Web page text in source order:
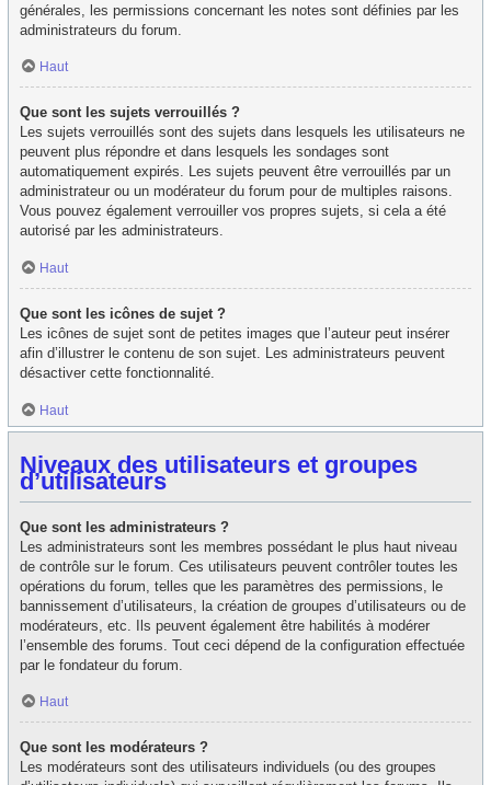
générales, les permissions concernant les notes sont définies par les
administrateurs du forum.
Haut
Que sont les sujets verrouillés ?
Les sujets verrouillés sont des sujets dans lesquels les utilisateurs ne
peuvent plus répondre et dans lesquels les sondages sont
automatiquement expirés. Les sujets peuvent être verrouillés par un
administrateur ou un modérateur du forum pour de multiples raisons.
Vous pouvez également verrouiller vos propres sujets, si cela a été
autorisé par les administrateurs.
Haut
Que sont les icônes de sujet ?
Les icônes de sujet sont de petites images que l’auteur peut insérer
afin d’illustrer le contenu de son sujet. Les administrateurs peuvent
désactiver cette fonctionnalité.
Haut
Niveaux des utilisateurs et groupes
d’utilisateurs
Que sont les administrateurs ?
Les administrateurs sont les membres possédant le plus haut niveau
de contrôle sur le forum. Ces utilisateurs peuvent contrôler toutes les
opérations du forum, telles que les paramètres des permissions, le
bannissement d’utilisateurs, la création de groupes d’utilisateurs ou de
modérateurs, etc. Ils peuvent également être habilités à modérer
l’ensemble des forums. Tout ceci dépend de la configuration effectuée
par le fondateur du forum.
Haut
Que sont les modérateurs ?
Les modérateurs sont des utilisateurs individuels (ou des groupes